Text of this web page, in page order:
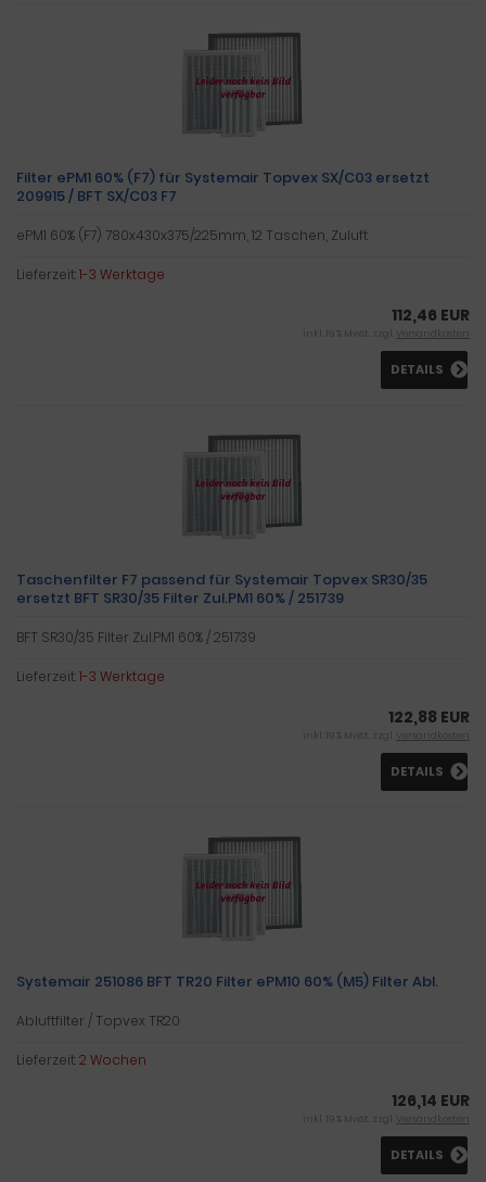
Filter ePM1 60% (F7) für Systemair Topvex SX/C03 ersetzt
209915 / BFT SX/C03 F7
ePM1 60% (F7) 780x430x375/225mm, 12 Taschen, Zuluft
Lieferzeit:1-3 Werktage
112,46 EUR
inkl. 19 % MwSt. zzgl. Versandkosten
DETAILS
Taschenfilter F7 passend für Systemair Topvex SR30/35
ersetzt BFT SR30/35 Filter Zul.PM1 60% / 251739
BFT SR30/35 Filter Zul.PM1 60% / 251739
Lieferzeit:1-3 Werktage
122,88 EUR
inkl. 19 % MwSt. zzgl. Versandkosten
DETAILS
Systemair 251086 BFT TR20 Filter ePM10 60% (M5) Filter Abl.
Abluftfilter / Topvex TR20
Lieferzeit:2 Wochen
126,14 EUR
inkl. 19 % MwSt. zzgl. Versandkosten
DETAILS